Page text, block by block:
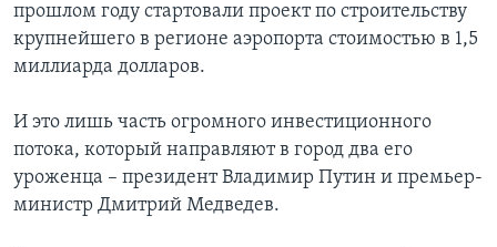
прошлом году стартовали проект по строительству
крупнейшего в регионе аэропорта стоимостью в 1,5
миллиарда долларов.
И это лишь часть огромного инвестиционного
потока, который направляют в город два его
уроженца – президент Владимир Путин и премьер-
министр Дмитрий Медведев.